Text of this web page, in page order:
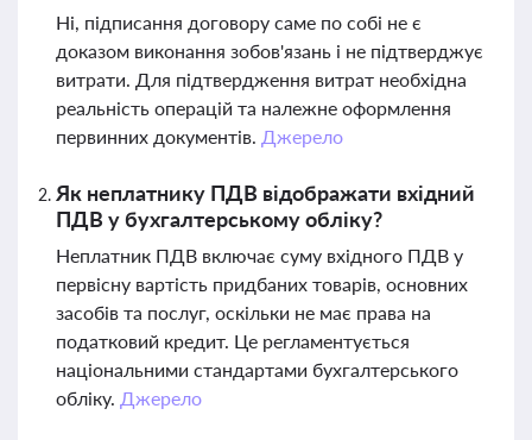
Ні, підписання договору саме по собі не є
доказом виконання зобов'язань і не підтверджує
витрати. Для підтвердження витрат необхідна
реальність операцій та належне оформлення
первинних документів. Джерело
Як неплатнику ПДВ відображати вхідний
ПДВ у бухгалтерському обліку?
Неплатник ПДВ включає суму вхідного ПДВ у
первісну вартість придбаних товарів, основних
засобів та послуг, оскільки не має права на
податковий кредит. Це регламентується
національними стандартами бухгалтерського
обліку. Джерело